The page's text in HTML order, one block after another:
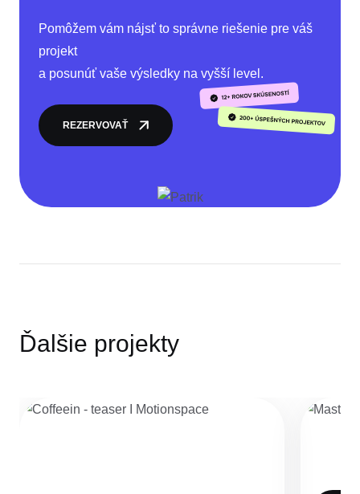
Pomôžem vám nájsť to správne riešenie pre váš
projekt
a posunúť vaše výsledky na vyšší level.
REZERVOVAŤ
Ďalšie projekty